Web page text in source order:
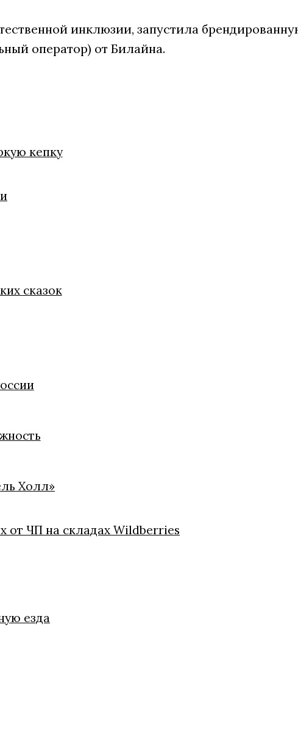
инклюзии, запустила
оператор) от Билайна.
кепку
сказок
Холл»
от ЧП на складах Wildberries
езда